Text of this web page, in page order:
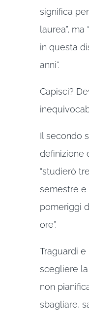
significa
laurea”,
in questa
anni”.
Capisci?
Il secondo
definizione
“studierò
semestre
pomeriggi
ore”.
Traguardi e
scegliere
non
sbagliare,